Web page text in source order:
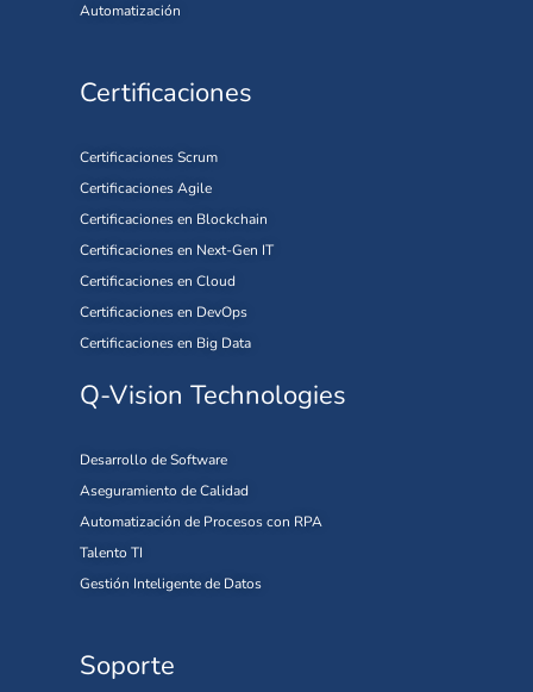
Automatización
Certificaciones
Certificaciones Scrum
Certificaciones Agile
Certificaciones en Blockchain
Certificaciones en Next-Gen IT
Certificaciones en Cloud
Certificaciones en DevOps
Certificaciones en Big Data
Q-Vision Technologies
Desarrollo de Software
Aseguramiento de Calidad
Automatización de Procesos con RPA
Talento TI
Gestión Inteligente de Datos
Soporte